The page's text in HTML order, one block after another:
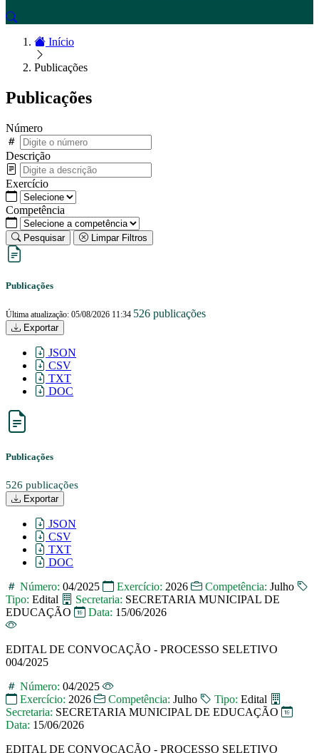
Início
Publicações
Publicações
Número
Descrição
Exercício
Competência
Pesquisar Limpar Filtros
Publicações
Última atualização: 05/08/2026 11:34 526 publicações
Exportar
JSON
CSV
TXT
DOC
Publicações
526 publicações
Exportar
JSON
CSV
TXT
DOC
Número: 04/2025 Exercício: 2026 Competência: Julho
Tipo: Edital Secretaria: SECRETARIA MUNICIPAL DE
EDUCAÇÃO
Data: 15/06/2026
EDITAL DE CONVOCAÇÃO - PROCESSO SELETIVO
004/2025
Número: 04/2025
Exercício: 2026 Competência: Julho Tipo: Edital
Secretaria: SECRETARIA MUNICIPAL DE EDUCAÇÃO
Data: 15/06/2026
EDITAL DE CONVOCAÇÃO - PROCESSO SELETIVO